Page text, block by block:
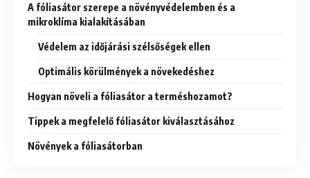
A fóliasátor szerepe a növényvédelemben és a
mikroklíma kialakításában
Védelem az időjárási szélsőségek ellen
Optimális körülmények a növekedéshez
Hogyan növeli a fóliasátor a terméshozamot?
Tippek a megfelelő fóliasátor kiválasztásához
Növények a fóliasátorban